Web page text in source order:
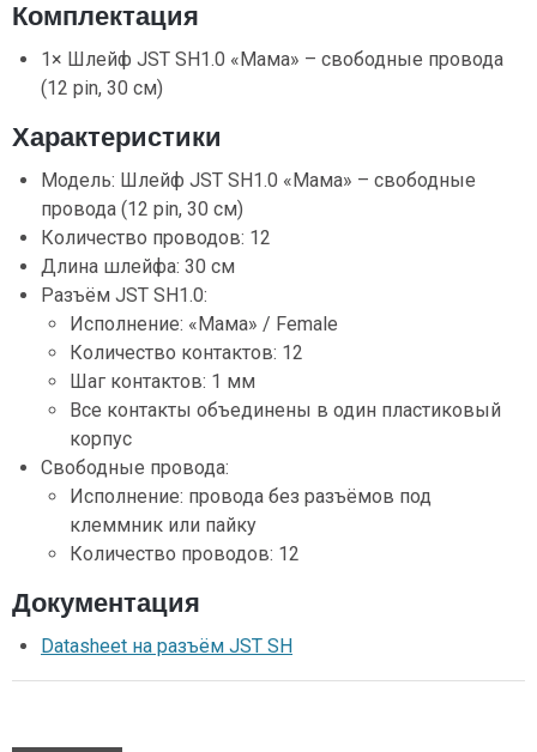
Комплектация
1× Шлейф JST SH1.0 «Мама» – свободные провода
(12 pin, 30 см)
Характеристики
Модель: Шлейф JST SH1.0 «Мама» – свободные
провода (12 pin, 30 см)
Количество проводов: 12
Длина шлейфа: 30 см
Разъём JST SH1.0:
Исполнение: «Мама» / Female
Количество контактов: 12
Шаг контактов: 1 мм
Все контакты объединены в один пластиковый
корпус
Свободные провода:
Исполнение: провода без разъёмов под
клеммник или пайку
Количество проводов: 12
Документация
Datasheet на разъём JST SH